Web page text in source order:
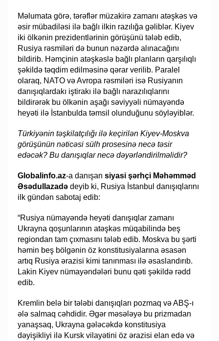
Məlumata görə, tərəflər müzakirə zamanı atəşkəs və
əsir mübadiləsi ilə bağlı ilkin razılığa gəliblər. Kiyev
iki ölkənin prezidentlərinin görüşünü tələb edib,
Rusiya rəsmiləri də bunun nəzərdə alınacağını
bildirib. Həmçinin atəşkəslə bağlı planların qarşılıqlı
şəkildə təqdim edilməsinə qərar verilib. Paralel
olaraq, NATO və Avropa rəsmiləri isə Rusiyanın
danışıqlardakı iştirakı ilə bağlı narazılıqlarını
bildirərək bu ölkənin aşağı səviyyəli nümayəndə
heyəti ilə İstanbulda təmsil olunduğunu söyləyiblər.
Türkiyənin təşkilatçılığı ilə keçirilən Kiyev-Moskva
görüşünün nəticəsi sülh prosesinə necə təsir
edəcək? Bu danışıqlar necə dəyərləndirilməlidir?
Globalinfo.az-a danışansiyasi şərhçi Məhəmməd
Əsədullazadə deyib ki, Rusiya İstanbul danışıqlarını
ilk gündən sabotaj edib:
“Rusiya nümayəndə heyəti danışıqlar zamanı
Ukrayna qoşunlarının atəşkəs müqabilində beş
regiondan tam çıxmasını tələb edib. Moskva bu şərti
həmin beş bölgənin öz konstitusiyalarına əsasən
artıq Rusiya ərazisi kimi tanınması ilə əsaslandırıb.
Lakin Kiyev nümayəndələri bunu qəti şəkildə rədd
edib.
Kremlin belə bir tələbi danışıqları pozmaq və ABŞ-ı
ələ salmaq cəhdidir. Əgər məsələyə bu prizmadan
yanaşsaq, Ukrayna gələcəkdə konstitusiya
dəyişikliyi ilə Kursk vilayətini öz ərazisi elan edə və